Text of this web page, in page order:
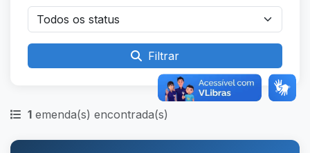
Filtrar
1 emenda(s) encontrada(s)